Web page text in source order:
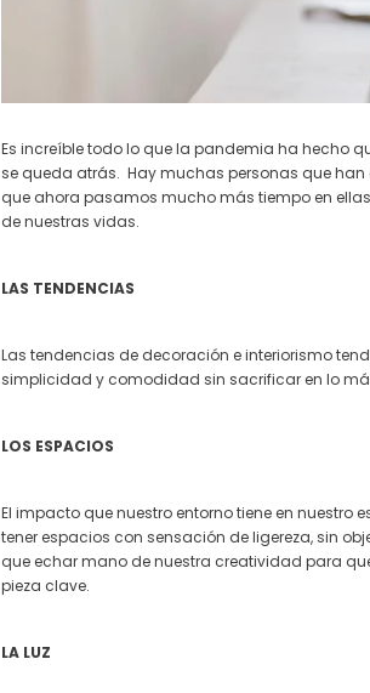
Es increíble todo lo que la pandemia ha hecho
se queda atrás. Hay muchas personas que
que ahora pasamos mucho más tiempo en
de nuestras vidas.
LAS TENDENCIAS
Las tendencias de decoración e interiorismo
simplicidad y comodidad sin sacrificar en lo
LOS ESPACIOS
El impacto que nuestro entorno tiene en
tener espacios con sensación de ligereza, sin
que echar mano de nuestra creatividad para
pieza clave.
LA LUZ